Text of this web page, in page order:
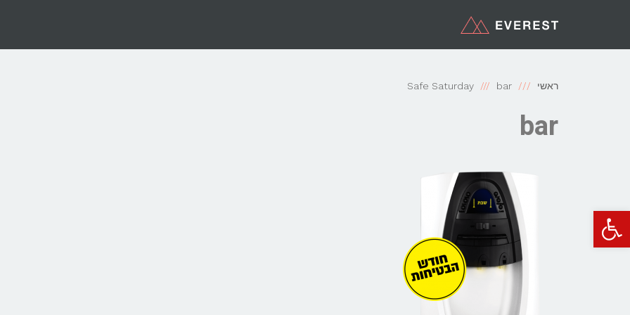
פתח סרגל נגישות
ראשי Safe Saturday bar
bar